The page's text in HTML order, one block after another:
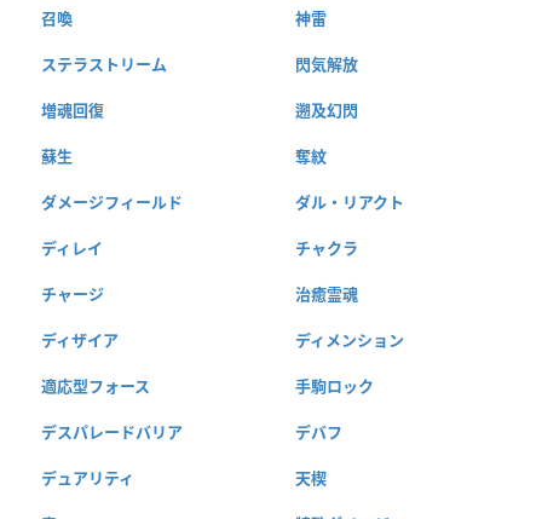
召喚 神雷
ステラストリーム 閃気解放
増魂回復 遡及幻閃
蘇生 奪紋
ダメージフィールド ダル・リアクト
ディレイ チャクラ
チャージ 治癒霊魂
ディザイア ディメンション
適応型フォース 手駒ロック
デスパレードバリア デバフ
デュアリティ 天楔